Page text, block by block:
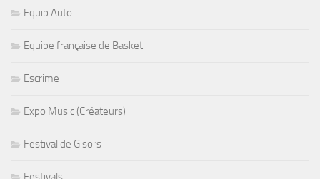
Equip Auto
Equipe française de Basket
Escrime
Expo Music (Créateurs)
Festival de Gisors